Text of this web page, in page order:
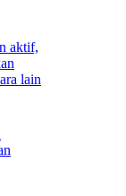
aktif,
lain